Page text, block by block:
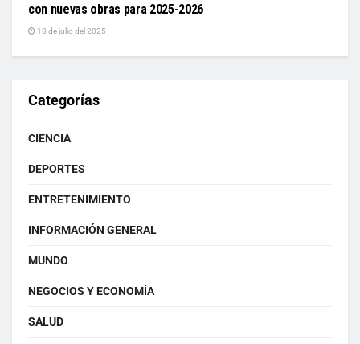
con nuevas obras para 2025-2026
18 de julio del 2025
Categorías
CIENCIA
DEPORTES
ENTRETENIMIENTO
INFORMACIÓN GENERAL
MUNDO
NEGOCIOS Y ECONOMÍA
SALUD